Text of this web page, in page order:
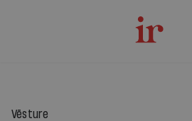
Vēsture